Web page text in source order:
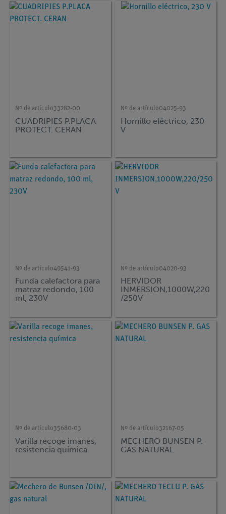
Nº de artículo33282-00
CUADRIPIES P.PLACA
PROTECT. CERAN
Nº de artículo04025-93
Hornillo eléctrico, 230
V
Nº de artículo49541-93
Funda calefactora para
matraz redondo, 100
ml, 230V
Nº de artículo04020-93
HERVIDOR
INMERSION,1000W,220
/250V
Nº de artículo35680-03
Varilla recoge imanes,
resistencia química
Nº de artículo32167-05
MECHERO BUNSEN P.
GAS NATURAL